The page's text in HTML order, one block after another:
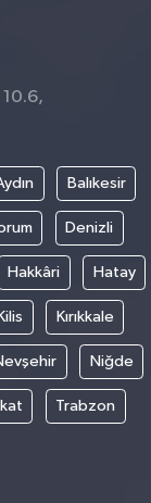
10.6,
Balıkesir
Denizli
Hakkâri Hatay
Kilis Kırıkkale
Niğde
Trabzon